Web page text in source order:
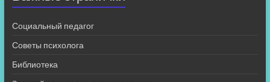
Социальный педагог
Советы психолога
Библиотека